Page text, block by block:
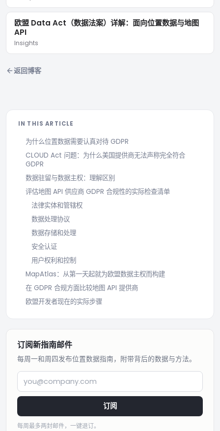
欧盟 Data Act（数据法案）详解：面向位置数据与地图
API
Insights
返回博客
IN THIS ARTICLE
为什么位置数据需要认真对待 GDPR
CLOUD Act 问题：为什么美国提供商无法声称完全符合
GDPR
数据驻留与数据主权：理解区别
评估地图 API 供应商 GDPR 合规性的实际检查清单
法律实体和管辖权
数据处理协议
数据存储和处理
安全认证
用户权利和控制
MapAtlas：从第一天起就为欧盟数据主权而构建
在 GDPR 合规方面比较地图 API 提供商
欧盟开发者现在的实际步骤
订阅新指南邮件
每周一和周四发布位置数据指南，附带背后的数据与方法。
you@company.com
订阅
每周最多两封邮件，一键退订。